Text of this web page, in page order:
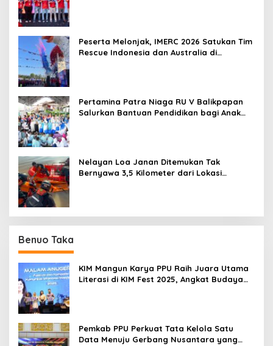
Peserta Melonjak, IMERC 2026 Satukan Tim
Rescue Indonesia dan Australia di
Pertamina Patra Niaga RU V Balikpapan
Salurkan Bantuan Pendidikan bagi Anak
Nelayan Loa Janan Ditemukan Tak
Bernyawa 3,5 Kilometer dari Lokasi
Benuo Taka
KIM Mangun Karya PPU Raih Juara Utama
Literasi di KIM Fest 2025, Angkat Budaya
Pemkab PPU Perkuat Tata Kelola Satu
Data Menuju Gerbang Nusantara yang